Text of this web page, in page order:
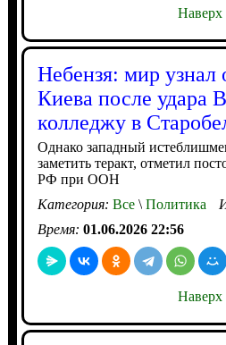
Наверх
Небензя: мир узнал
Киева после удара
колледжу в
Однако западный
заметить теракт, отметил
РФ при ООН
Категория: Все\Политика
Время: 01.06.2026 22:56
Наверх